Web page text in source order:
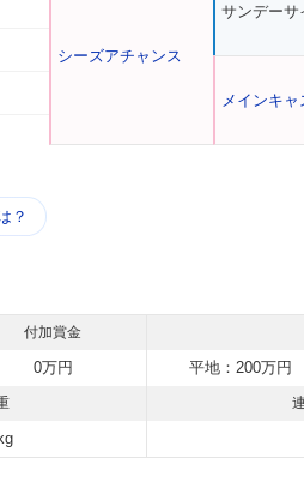
シーズアチャンス
サンデーサ
メインキャ
？
付加賞金
0万円 平地：200万円